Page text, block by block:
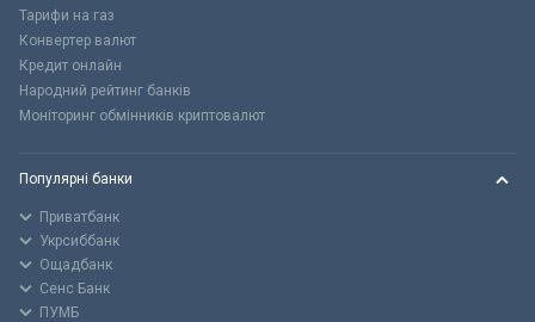
Тарифи на газ
Конвертер валют
Кредит онлайн
Народний рейтинг банків
Моніторинг обмінників криптовалют
Популярні банки
Приватбанк
Укрсиббанк
Ощадбанк
Сенс Банк
ПУМБ